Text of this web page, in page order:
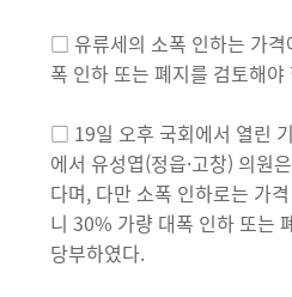
□ 유류세의 소폭 인하는 가격
폭 인하 또는 폐지를 검토해
□ 19일 오후 국회에서 열린
에서 유성엽(정읍·고창) 의원
다며, 다만 소폭 인하로는 가
니 30% 가량 대폭 인하 또는
당부하였다.